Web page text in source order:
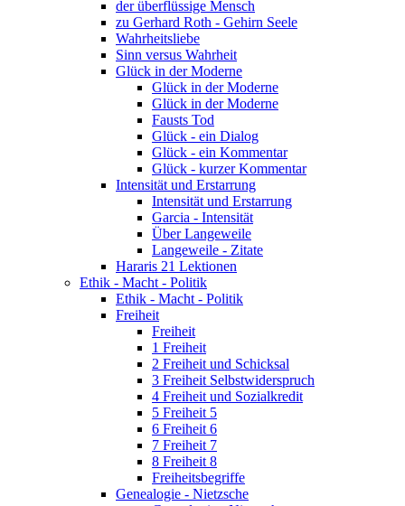
der überflüssige Mensch
zu Gerhard Roth - Gehirn Seele
Wahrheitsliebe
Sinn versus Wahrheit
Glück in der Moderne
Glück in der Moderne
Glück in der Moderne
Fausts Tod
Glück - ein Dialog
Glück - ein Kommentar
Glück - kurzer Kommentar
Intensität und Erstarrung
Intensität und Erstarrung
Garcia - Intensität
Über Langeweile
Langeweile - Zitate
Hararis 21 Lektionen
Ethik - Macht - Politik
Ethik - Macht - Politik
Freiheit
Freiheit
1 Freiheit
2 Freiheit und Schicksal
3 Freiheit Selbstwiderspruch
4 Freiheit und Sozialkredit
5 Freiheit 5
6 Freiheit 6
7 Freiheit 7
8 Freiheit 8
Freiheitsbegriffe
Genealogie - Nietzsche